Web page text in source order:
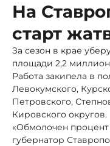
На
старт
За сезон в крае
площади 2,2
Работа закипела в
Левокумского,
Петровского,
Кировского округов.
«Обмолочен
губернатор